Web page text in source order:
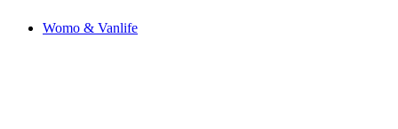
Womo & Vanlife